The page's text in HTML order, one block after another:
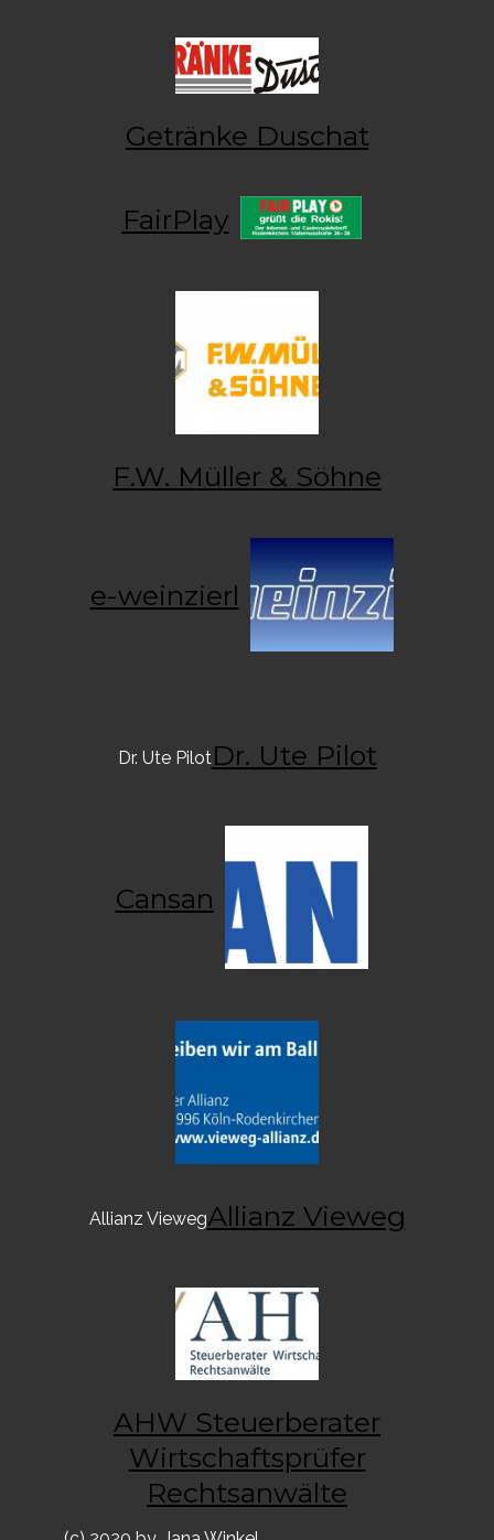
Getränke Duschat
FairPlay
F.W. Müller & Söhne
e-weinzierl
Dr. Ute Pilot
Dr. Ute Pilot
Cansan
Allianz Vieweg
Allianz Vieweg
AHW Steuerberater
Wirtschaftsprüfer
Rechtsanwälte